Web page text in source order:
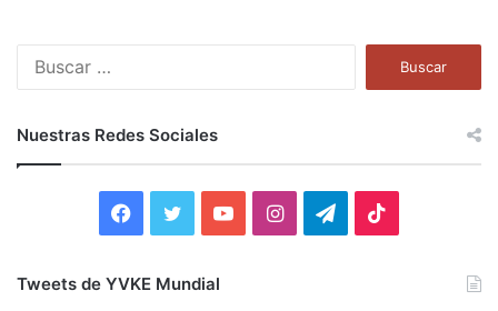
:
Nuestras Redes Sociales
I
Tweets de YVKE Mundial